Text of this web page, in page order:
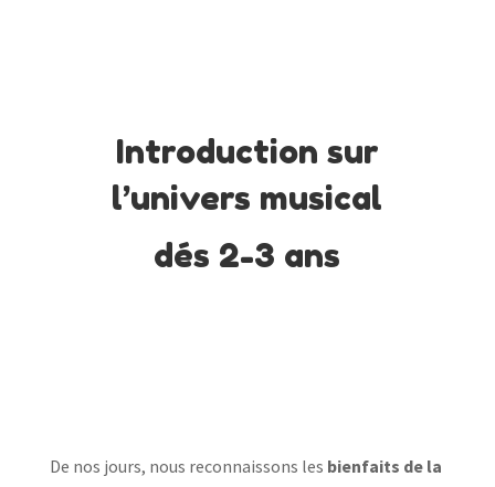
Introduction sur
l’univers musical
dés 2-3 ans
De nos jours, nous reconnaissons les bienfaits de la